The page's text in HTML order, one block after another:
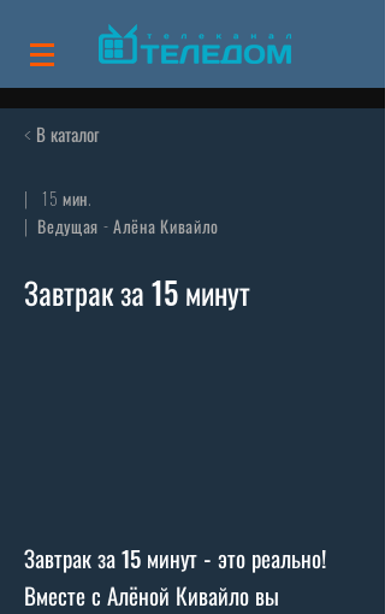
< В каталог
| 15 мин.
| Ведущая - Алёна Кивайло
Завтрак за 15 минут
Завтрак за 15 минут - это реально!
Вместе с Алёной Кивайло вы